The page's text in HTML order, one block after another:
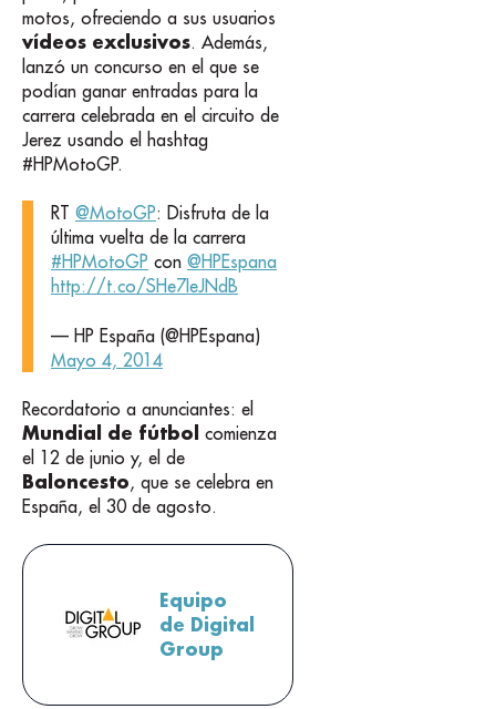
motos, ofreciendo a sus usuarios
vídeos exclusivos. Además,
lanzó un concurso en el que se
podían ganar entradas para la
carrera celebrada en el circuito de
Jerez usando el hashtag
#HPMotoGP.
RT @MotoGP: Disfruta de la
última vuelta de la carrera
#HPMotoGP con @HPEspana
http://t.co/SHe7IeJNdB
— HP España (@HPEspana)
Mayo 4, 2014
Recordatorio a anunciantes: el
Mundial de fútbol comienza
el 12 de junio y, el de
Baloncesto, que se celebra en
España, el 30 de agosto.
Equipo
de Digital
Group